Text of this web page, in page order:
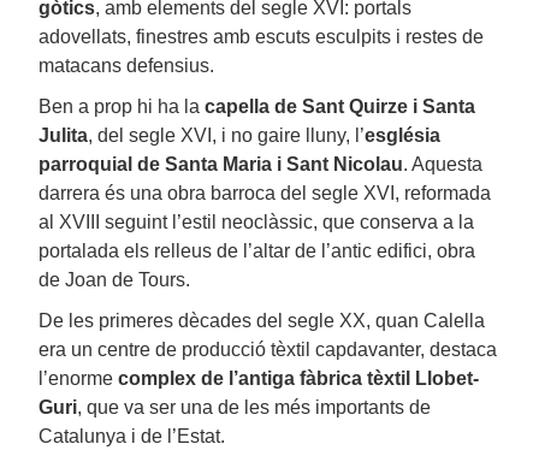
gòtics, amb elements del segle XVI: portals
adovellats, finestres amb escuts esculpits i restes de
matacans defensius.
Ben a prop hi ha la capella de Sant Quirze i Santa
Julita, del segle XVI, i no gaire lluny, l’església
parroquial de Santa Maria i Sant Nicolau. Aquesta
darrera és una obra barroca del segle XVI, reformada
al XVIII seguint l’estil neoclàssic, que conserva a la
portalada els relleus de l’altar de l’antic edifici, obra
de Joan de Tours.
De les primeres dècades del segle XX, quan Calella
era un centre de producció tèxtil capdavanter, destaca
l’enorme complex de l’antiga fàbrica tèxtil Llobet-
Guri, que va ser una de les més importants de
Catalunya i de l’Estat.